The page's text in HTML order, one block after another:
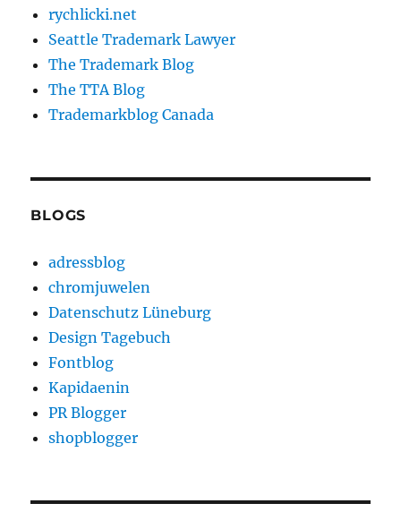
rychlicki.net
Seattle Trademark Lawyer
The Trademark Blog
The TTA Blog
Trademarkblog Canada
BLOGS
adressblog
chromjuwelen
Datenschutz Lüneburg
Design Tagebuch
Fontblog
Kapidaenin
PR Blogger
shopblogger